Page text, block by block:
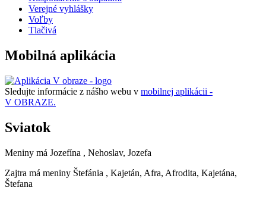
Verejné vyhlášky
Voľby
Tlačivá
Mobilná aplikácia
Sledujte informácie z nášho webu v mobilnej aplikácii -
V OBRAZE.
Sviatok
Meniny má Jozefína , Nehoslav, Jozefa
Zajtra má meniny Štefánia , Kajetán, Afra, Afrodita, Kajetána,
Štefana